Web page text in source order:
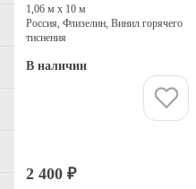
1,06 м х 10 м
Россия, Флизелин, Винил горячего
тиснения
В наличии
2 400 ₽